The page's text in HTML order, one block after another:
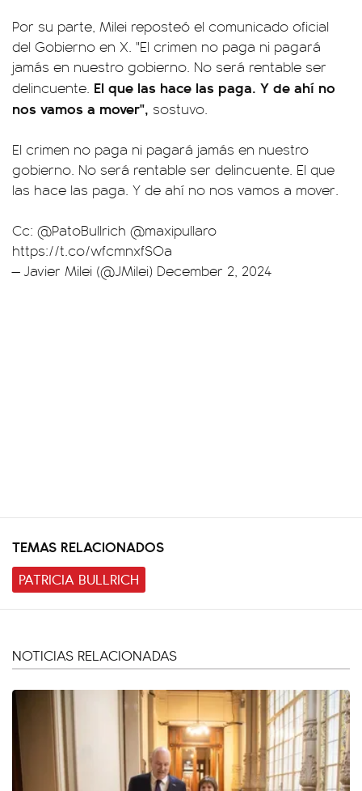
Por su parte, Milei reposteó el comunicado oficial
del Gobierno en X. "El crimen no paga ni pagará
jamás en nuestro gobierno. No será rentable ser
delincuente. El que las hace las paga. Y de ahí no
nos vamos a mover", sostuvo.
El crimen no paga ni pagará jamás en nuestro
gobierno. No será rentable ser delincuente. El que
las hace las paga. Y de ahí no nos vamos a mover.
Cc: @PatoBullrich @maxipullaro
https://t.co/wfcmnxfSOa
— Javier Milei (@JMilei) December 2, 2024
TEMAS RELACIONADOS
PATRICIA BULLRICH
NOTICIAS RELACIONADAS